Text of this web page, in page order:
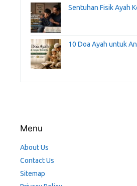
Sentuhan Fisik Ayah
10 Doa Ayah untuk
Menu
About Us
Contact Us
Sitemap